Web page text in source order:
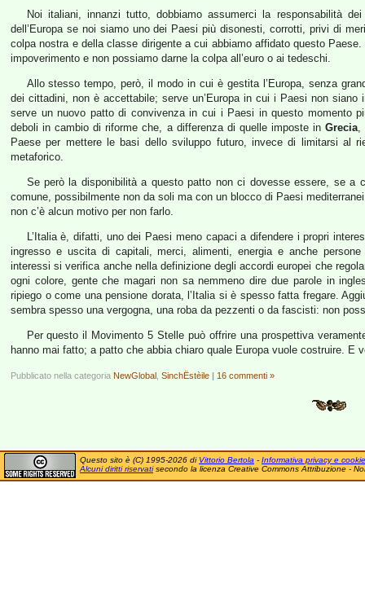
Noi italiani, innanzi tutto, dobbiamo assumerci la responsabilità
dell’Europa se noi siamo uno dei Paesi più disonesti, corrotti, privi di
colpa nostra e della classe dirigente a cui abbiamo affidato questo
impoverimento e non possiamo darne la colpa all’euro o ai tedeschi.
Allo stesso tempo, però, il modo in cui è gestita l’Europa, senza
dei cittadini, non è accettabile; serve un’Europa in cui i Paesi non
serve un nuovo patto di convivenza in cui i Paesi in questo momento
deboli in cambio di riforme che, a differenza di quelle imposte inGrecia,
Paese per mettere le basi dello sviluppo futuro, invece di limitarsi al
metaforico.
Se però la disponibilità a questo patto non ci dovesse essere, se a
comune, possibilmente non da soli ma con un blocco di Paesi
non c’è alcun motivo per non farlo.
L’Italia è, difatti, uno dei Paesi meno capaci a difendere i propri
ingresso e uscita di capitali, merci, alimenti, energia e anche
interessi si verifica anche nella definizione degli accordi europei che
ogni colore, gente che magari non sa nemmeno dire due parole in
ripiego o come una pensione dorata, l’Italia si è spesso fatta fregare.
sembra spesso una vergogna, una roba da pezzenti o da fascisti: non
Per questo il Movimento 5 Stelle può offrire una prospettiva
hanno mai fatto; a patto che abbia chiaro quale Europa vuole costruire. E
Pubblicato nella categoria NewGlobal SinchËstèile | 16 commenti »
Questo sito è (C) 1995-2026 di Vittorio Bertola - Informativa privacy e cookie
Alcuni diritti riservatisecondo la licenza Creative Commons Attribuzione -